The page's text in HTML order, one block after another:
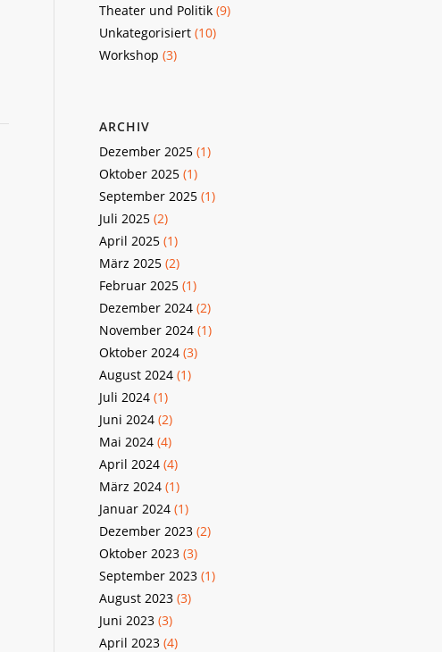
Theater und Politik(9)
Unkategorisiert(10)
Workshop (3)
ARCHIV
Dezember 2025(1)
Oktober 2025(1)
September 2025(1)
Juli 2025(2)
April 2025(1)
März 2025(2)
Februar 2025(1)
Dezember 2024(2)
November 2024(1)
Oktober 2024(3)
August 2024(1)
Juli 2024(1)
Juni 2024(2)
Mai 2024(4)
April 2024(4)
März 2024(1)
Januar 2024(1)
Dezember 2023(2)
Oktober 2023(3)
September 2023(1)
August 2023(3)
Juni 2023(3)
April 2023(4)